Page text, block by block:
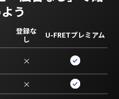
う
登録な
し
U-FRETプレミアム
×
×